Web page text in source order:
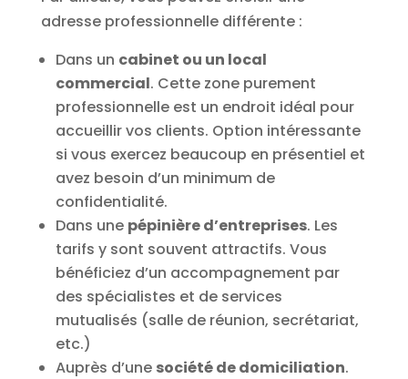
adresse professionnelle différente :
Dans un cabinet ou un local
commercial. Cette zone purement
professionnelle est un endroit idéal pour
accueillir vos clients. Option intéressante
si vous exercez beaucoup en présentiel et
avez besoin d’un minimum de
confidentialité.
Dans une pépinière d’entreprises. Les
tarifs y sont souvent attractifs. Vous
bénéficiez d’un accompagnement par
des spécialistes et de services
mutualisés (salle de réunion, secrétariat,
etc.)
Auprès d’une société de domiciliation.